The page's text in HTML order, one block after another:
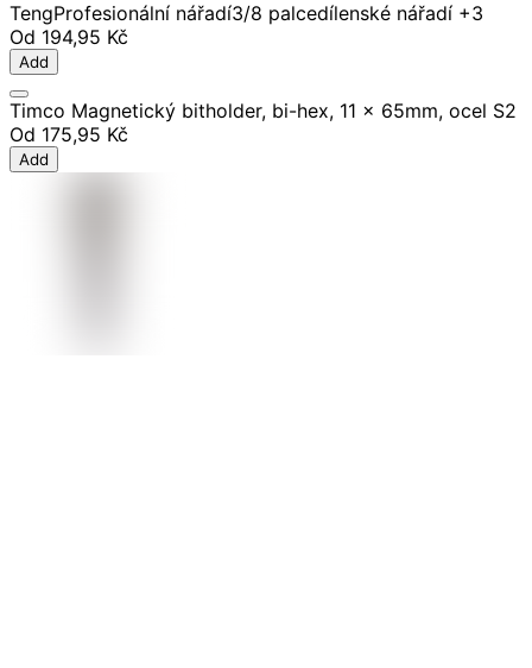
TengProfesionální nářadí3/8 palcedílenské nářadí +3
Od 194,95 Kč
Add
Timco Magnetický bitholder, bi-hex, 11 x 65mm, ocel S2
Od 175,95 Kč
Add